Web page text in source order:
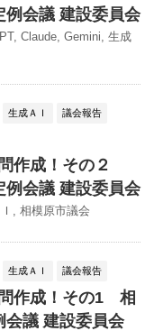
例会議 建設委員会
, Claude, Gemini, 生成
生成ＡＩ 議会報告
作成！その２
例会議 建設委員会
, 相模原市議会
生成ＡＩ 議会報告
作成！その1 相
会議 建設委員会